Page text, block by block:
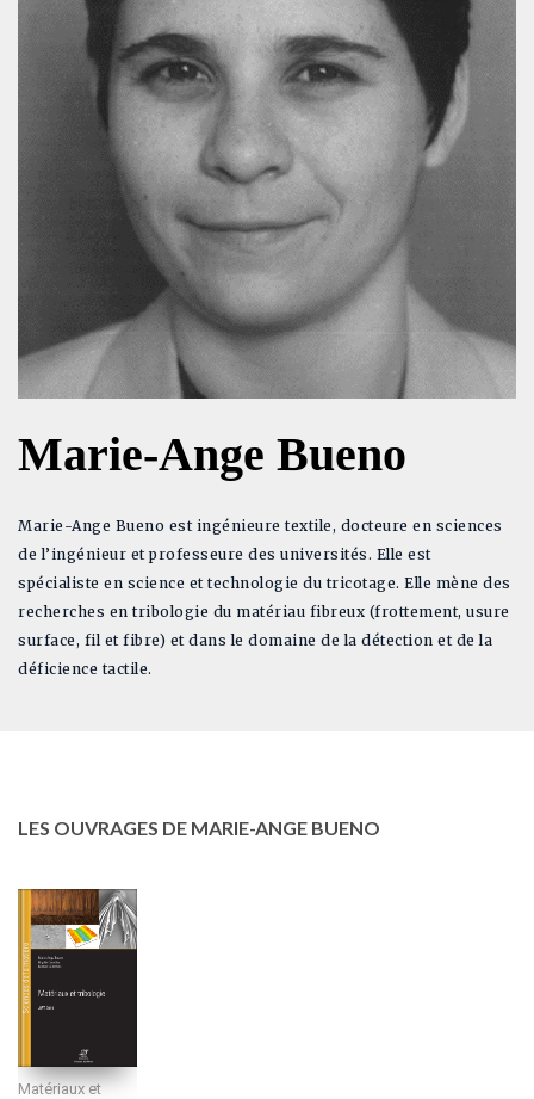
Marie-Ange Bueno
Marie-Ange Bueno est ingénieure textile, docteure en sciences
de l’ingénieur et professeure des universités. Elle est
spécialiste en science et technologie du tricotage. Elle mène des
recherches en tribologie du matériau fibreux (frottement, usure
surface, fil et fibre) et dans le domaine de la détection et de la
déficience tactile.
LES OUVRAGES DE MARIE-ANGE BUENO
Matériaux et